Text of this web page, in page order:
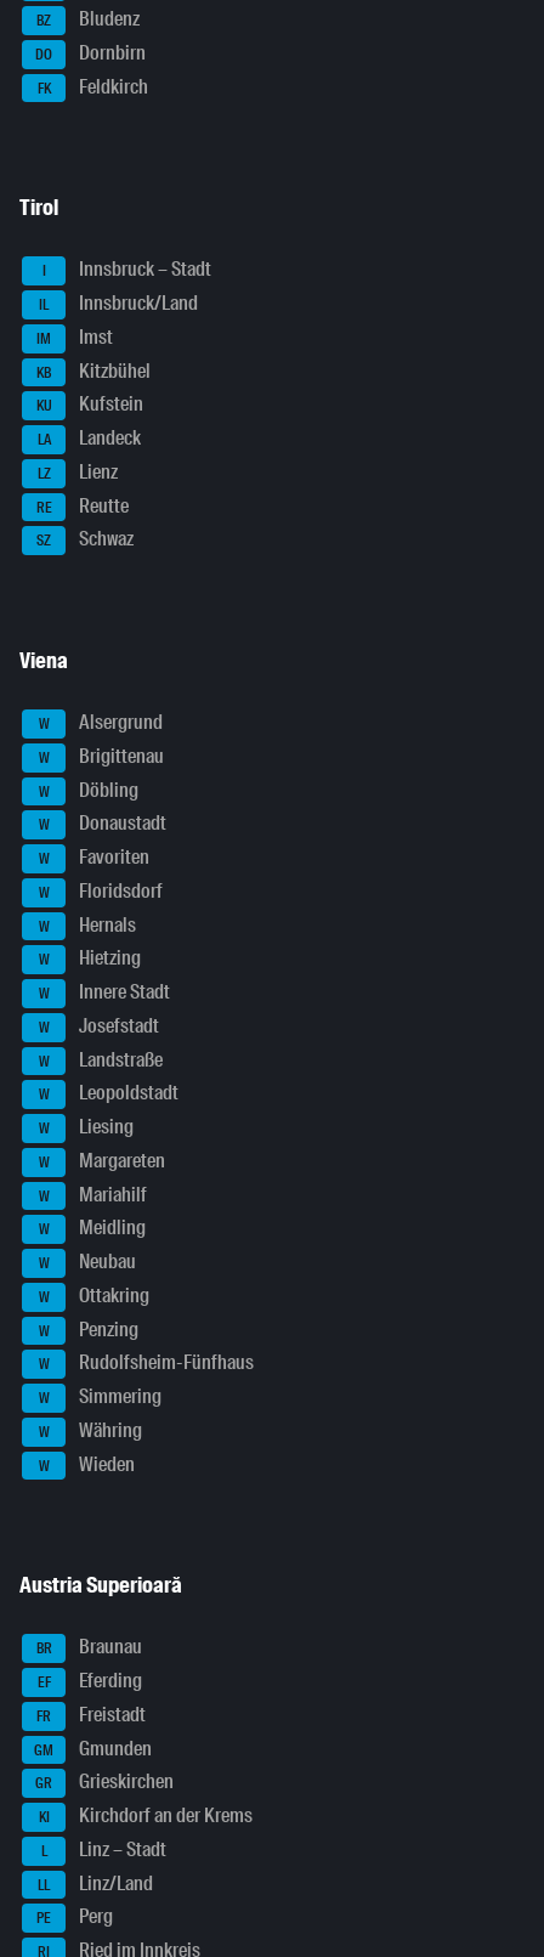
BZ Bludenz
DO Dornbirn
FK Feldkirch
Tirol
I Innsbruck – Stadt
IL Innsbruck/Land
IM Imst
KB Kitzbühel
KU Kufstein
LA Landeck
LZ Lienz
RE Reutte
SZ Schwaz
Viena
W Alsergrund
W Brigittenau
W Döbling
W Donaustadt
W Favoriten
W Floridsdorf
W Hernals
W Hietzing
W Innere Stadt
W Josefstadt
W Landstraße
W Leopoldstadt
W Liesing
W Margareten
W Mariahilf
W Meidling
W Neubau
W Ottakring
W Penzing
W Rudolfsheim-Fünfhaus
W Simmering
W Währing
W Wieden
Austria Superioară
BR Braunau
EF Eferding
FR Freistadt
GM Gmunden
GR Grieskirchen
KI Kirchdorf an der Krems
L Linz – Stadt
LL Linz/Land
PE Perg
RI Ried im Innkreis